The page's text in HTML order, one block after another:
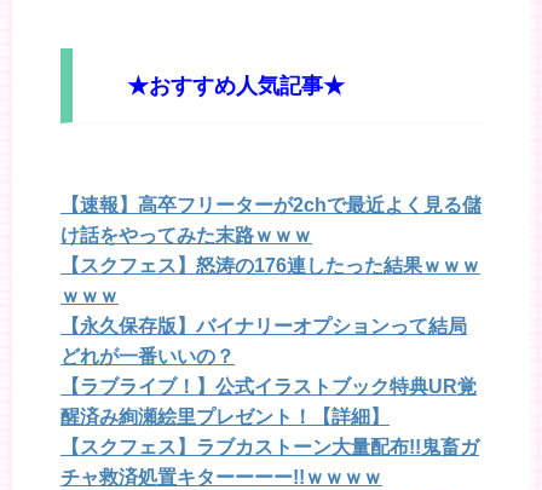
★おすすめ人気記事★
【速報】高卒フリーターが2chで最近よく見る儲
け話をやってみた末路ｗｗｗ
【スクフェス】怒涛の176連したった結果ｗｗｗ
ｗｗｗ
【永久保存版】バイナリーオプションって結局
どれが一番いいの？
【ラブライブ！】公式イラストブック特典UR覚
醒済み絢瀬絵里プレゼント！【詳細】
【スクフェス】ラブカストーン大量配布!!鬼畜ガ
チャ救済処置キターーーー!!ｗｗｗｗ